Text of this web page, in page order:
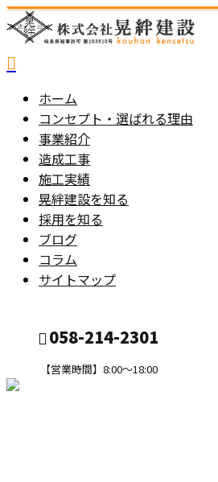
ホーム
コンセプト・選ばれる理由
事業紹介
造成工事
施工実績
晃絆建設を知る
採用を知る
ブログ
コラム
サイトマップ
058-214-2301
【営業時間】8:00～18:00